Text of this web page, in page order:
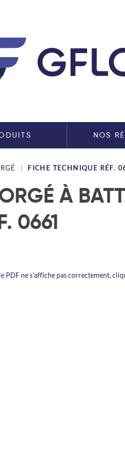
NOS
FICHE TECHNIQUE RÉF.
À
0661
PDF ne s'affiche pas correctement,